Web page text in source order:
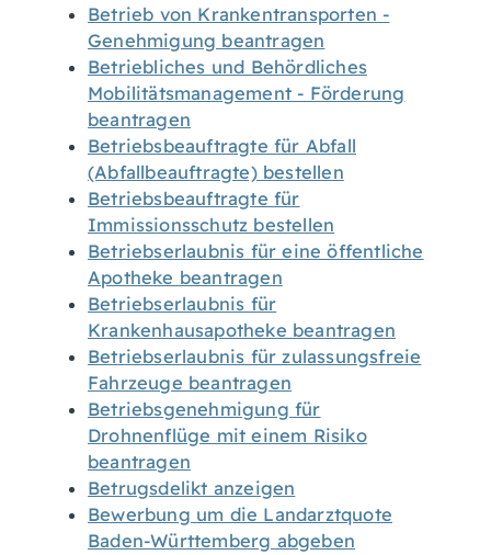
Betrieb von Krankentransporten -
Genehmigung beantragen
Betriebliches und Behördliches
Mobilitätsmanagement - Förderung
beantragen
Betriebsbeauftragte für Abfall
(Abfallbeauftragte) bestellen
Betriebsbeauftragte für
Immissionsschutz bestellen
Betriebserlaubnis für eine öffentliche
Apotheke beantragen
Betriebserlaubnis für
Krankenhausapotheke beantragen
Betriebserlaubnis für zulassungsfreie
Fahrzeuge beantragen
Betriebsgenehmigung für
Drohnenflüge mit einem Risiko
beantragen
Betrugsdelikt anzeigen
Bewerbung um die Landarztquote
Baden-Württemberg abgeben